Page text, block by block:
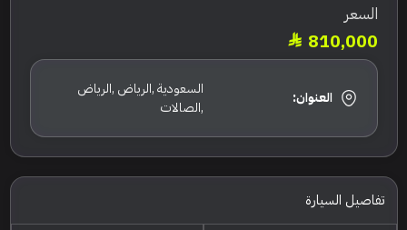
السعر
810,000
العنوان:
السعودية ,الرياض ,الرياض
,الصالات
تفاصيل السيارة